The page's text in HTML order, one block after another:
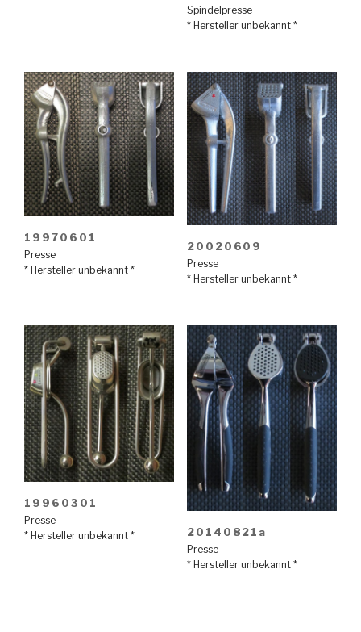
Spindelpresse
* Hersteller unbekannt *
19970601
Presse
* Hersteller unbekannt *
20020609
Presse
* Hersteller unbekannt *
19960301
Presse
* Hersteller unbekannt *
20140821a
Presse
* Hersteller unbekannt *